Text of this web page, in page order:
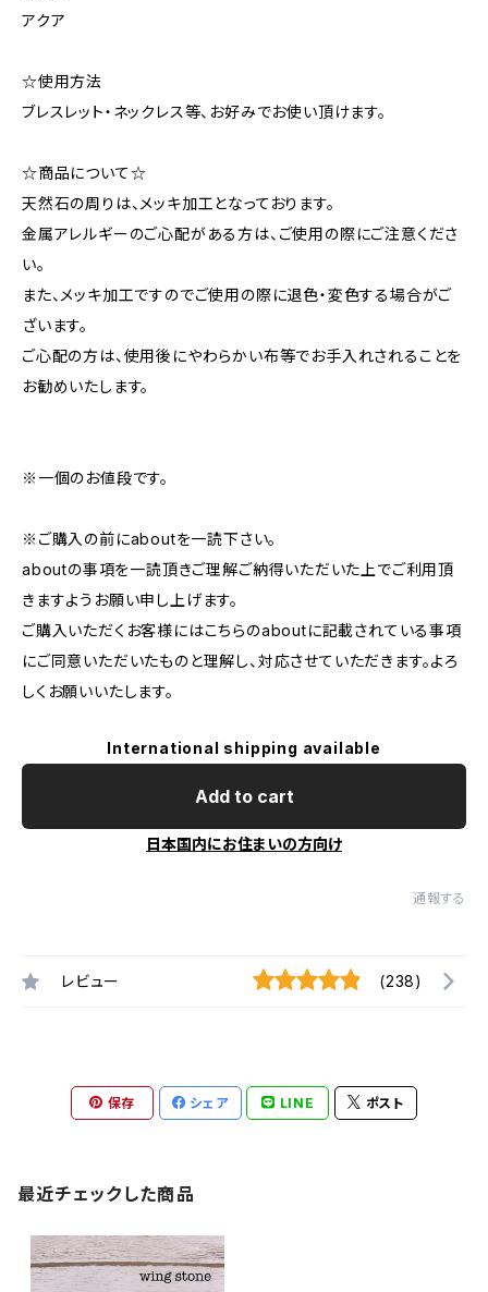
アクア
☆使用方法
ブレスレット・ネックレス等、お好みでお使い頂けます。
☆商品について☆
天然石の周りは、メッキ加工となっております。
金属アレルギーのご心配がある方は、ご使用の際にご注意くださ
い。
また、メッキ加工ですのでご使用の際に退色・変色する場合がご
ざいます。
ご心配の方は、使用後にやわらかい布等でお手入れされることを
お勧めいたします。
※一個のお値段です。
※ご購入の前にaboutを一読下さい。
aboutの事項を一読頂きご理解ご納得いただいた上でご利用頂
きますようお願い申し上げます。
ご購入いただくお客様にはこちらのaboutに記載されている事項
にご同意いただいたものと理解し、対応させていただきます。よろ
しくお願いいたします。
International shipping available
Add to cart
日本国内にお住まいの方向け
通報する
レビュー (238)
保存 シェア LINE ポスト
最近チェックした商品